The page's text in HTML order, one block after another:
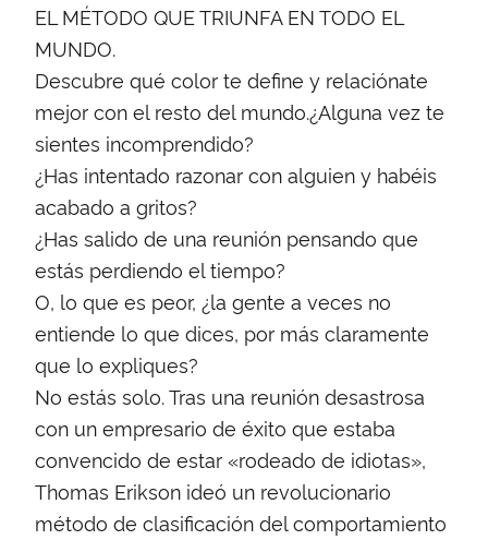
EL MÉTODO QUE TRIUNFA EN TODO EL
MUNDO.
Descubre qué color te define y relaciónate
mejor con el resto del mundo.¿Alguna vez te
sientes incomprendido?
¿Has intentado razonar con alguien y habéis
acabado a gritos?
¿Has salido de una reunión pensando que
estás perdiendo el tiempo?
O, lo que es peor, ¿la gente a veces no
entiende lo que dices, por más claramente
que lo expliques?
No estás solo. Tras una reunión desastrosa
con un empresario de éxito que estaba
convencido de estar «rodeado de idiotas»,
Thomas Erikson ideó un revolucionario
método de clasificación del comportamiento